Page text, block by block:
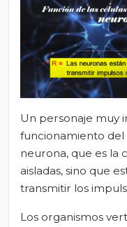
Un personaje muy
funcionamiento del
neurona, que es la
aisladas, sino que
transmitir los
Los organismos